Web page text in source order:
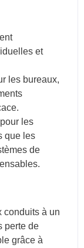
et
les bureaux,
les
que les
de
conduits à un
perte de
grâce à